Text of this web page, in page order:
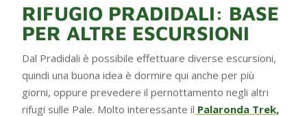
RIFUGIO PRADIDALI: BASE
PER ALTRE ESCURSIONI
Dal Pradidali è possibile effettuare diverse escursioni,
quindi una buona idea è dormire qui anche per più
giorni, oppure prevedere il pernottamento negli altri
rifugi sulle Pale. Molto interessante il Palaronda Trek,